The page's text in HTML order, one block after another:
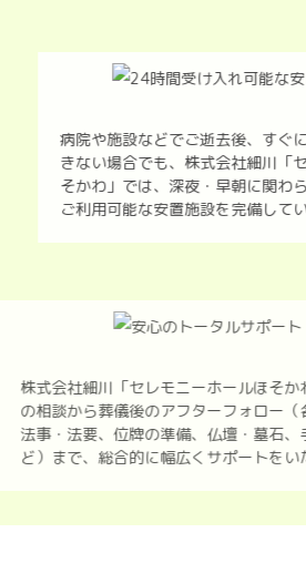
病院や施設などでご逝去後、すぐ
きない場合でも、株式会社細川「
そかわ」では、深夜・早朝に関わ
ご利用可能な安置施設を完備してい
株式会社細川「セレモニーホールほ
の相談から葬儀後のアフターフォロ
法事・法要、位牌の準備、仏壇・墓
ど）まで、総合的に幅広くサポート